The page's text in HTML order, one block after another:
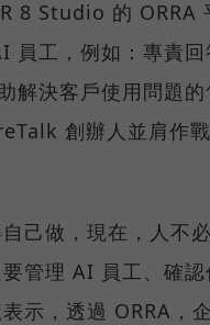
8 Studio 的 ORRA
員工，例如：專責回
解決客戶使用問題
創辦人並肩作
自己做，現在，人不
管理 AI 員工、確
示，透過 ORRA，